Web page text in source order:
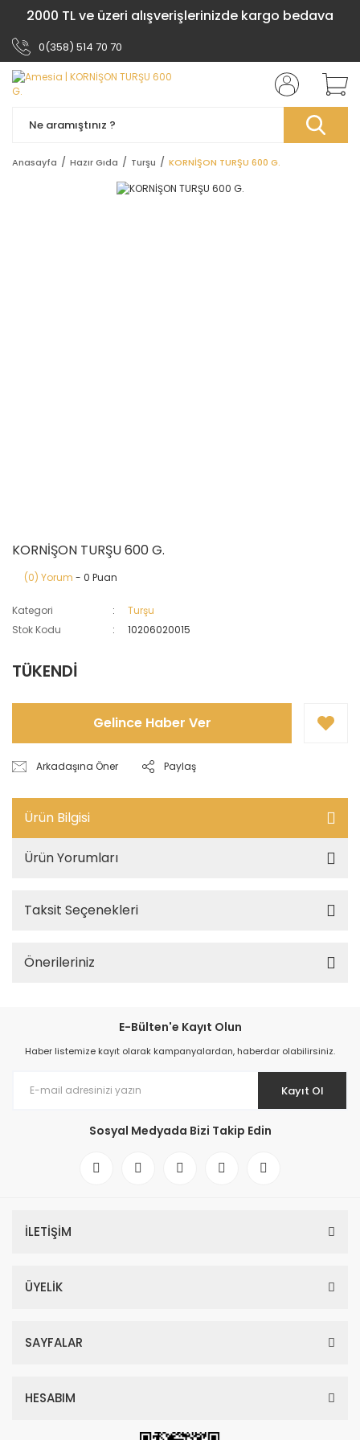
2000 TL ve üzeri alışverişlerinizde kargo bedava
0(358) 514 70 70
Anasayfa Hazır Gıda Turşu KORNİŞON TURŞU 600 G.
KORNİŞON TURŞU 600 G.
(0) Yorum - 0 Puan
Kategori
Turşu
Stok Kodu
10206020015
TÜKENDİ
Gelince Haber Ver
Arkadaşına Öner Paylaş
Ürün Bilgisi
Ürün Yorumları
Taksit Seçenekleri
Önerileriniz
E-Bülten'e Kayıt Olun
Haber listemize kayıt olarak kampanyalardan, haberdar olabilirsiniz.
Kayıt Ol
Sosyal Medyada Bizi Takip Edin
İLETİŞİM
ÜYELİK
SAYFALAR
HESABIM